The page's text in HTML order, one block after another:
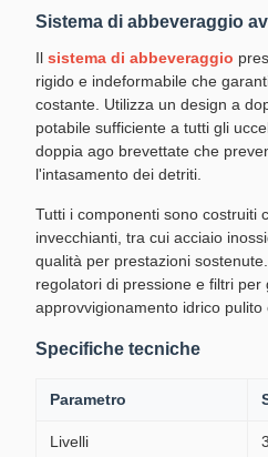
Sistema di abbeveraggio
Il sistema di abbeveraggio
rigido e indeformabile che
costante. Utilizza un design a
potabile sufficiente a tutti gli
doppia ago brevettate che
l'intasamento dei detriti.
Tutti i componenti sono costruiti
invecchianti, tra cui acciaio
qualità per prestazioni
regolatori di pressione e filtri per
approvvigionamento idrico pulito
Specifiche tecniche
Parametro
Livelli